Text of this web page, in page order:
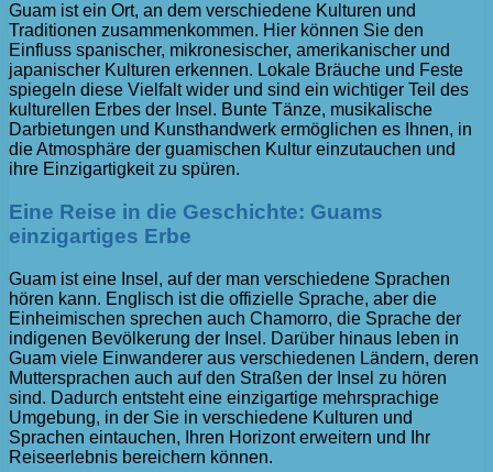
Guam ist ein Ort, an dem verschiedene Kulturen und
Traditionen zusammenkommen. Hier können Sie den
Einfluss spanischer, mikronesischer, amerikanischer und
japanischer Kulturen erkennen. Lokale Bräuche und Feste
spiegeln diese Vielfalt wider und sind ein wichtiger Teil des
kulturellen Erbes der Insel. Bunte Tänze, musikalische
Darbietungen und Kunsthandwerk ermöglichen es Ihnen, in
die Atmosphäre der guamischen Kultur einzutauchen und
ihre Einzigartigkeit zu spüren.
Eine Reise in die Geschichte: Guams
einzigartiges Erbe
Guam ist eine Insel, auf der man verschiedene Sprachen
hören kann. Englisch ist die offizielle Sprache, aber die
Einheimischen sprechen auch Chamorro, die Sprache der
indigenen Bevölkerung der Insel. Darüber hinaus leben in
Guam viele Einwanderer aus verschiedenen Ländern, deren
Muttersprachen auch auf den Straßen der Insel zu hören
sind. Dadurch entsteht eine einzigartige mehrsprachige
Umgebung, in der Sie in verschiedene Kulturen und
Sprachen eintauchen, Ihren Horizont erweitern und Ihr
Reiseerlebnis bereichern können.